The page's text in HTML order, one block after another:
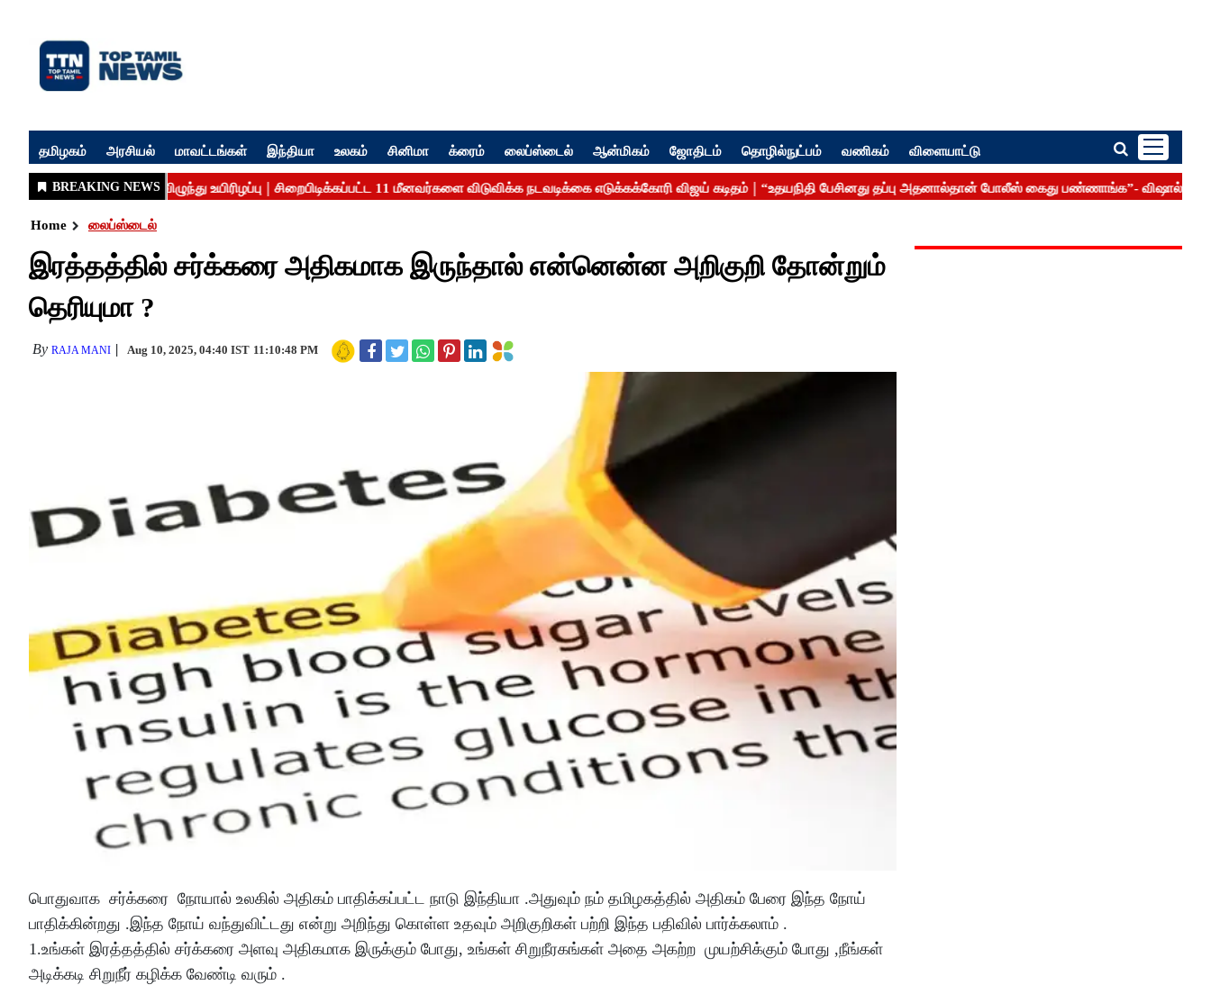
தமிழகம் அரசியல் மாவட்டங்கள் இந்தியா உலகம் சினிமா க்ரைம் லைப்ஸ்டைல் ஆன்மிகம் ஜோதிடம் தொழில்நுட்பம் வணிகம் விளையாட்டு
Home லைப்ஸ்டைல்
இரத்தத்தில் சர்க்கரை அதிகமாக இருந்தால் என்னென்ன அறிகுறி தோன்றும்
தெரியுமா ?
By RAJA MANI Aug 10, 2025, 04:40 IST 11:10:48 PM
பொதுவாக சர்க்கரை நோயால் உலகில் அதிகம் பாதிக்கப்பட்ட நாடு இந்தியா .அதுவும் நம் தமிழகத்தில் அதிகம் பேரை இந்த நோய்
பாதிக்கின்றது .இந்த நோய் வந்துவிட்டது என்று அறிந்து கொள்ள உதவும் அறிகுறிகள் பற்றி இந்த பதிவில் பார்க்கலாம் .
1.உங்கள் இரத்தத்தில் சர்க்கரை அளவு அதிகமாக இருக்கும் போது, உங்கள் சிறுநீரகங்கள் அதை அகற்ற முயற்சிக்கும் போது ,நீங்கள்
அடிக்கடி சிறுநீர் கழிக்க வேண்டி வரும் .